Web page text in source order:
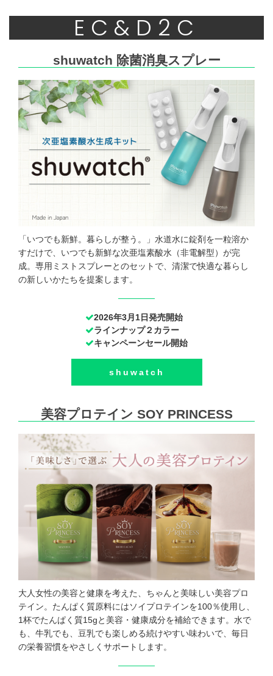
EC&D2C
shuwatch 除菌消臭スプレー
「いつでも新鮮。暮らしが整う。」水道水に錠剤を一粒溶か
すだけで、いつでも新鮮な次亜塩素酸水（非電解型）が完
成。専用ミストスプレーとのセットで、清潔で快適な暮らし
の新しいかたちを提案します。
2026年3月1日発売開始
ラインナップ２カラー
キャンペーンセール開始
shuwatch
美容プロテイン SOY PRINCESS
大人女性の美容と健康を考えた、ちゃんと美味しい美容プロ
テイン。たんぱく質原料にはソイプロテインを100％使用し、
1杯でたんぱく質15gと美容・健康成分を補給できます。水で
も、牛乳でも、豆乳でも楽しめる続けやすい味わいで、毎日
の栄養習慣をやさしくサポートします。